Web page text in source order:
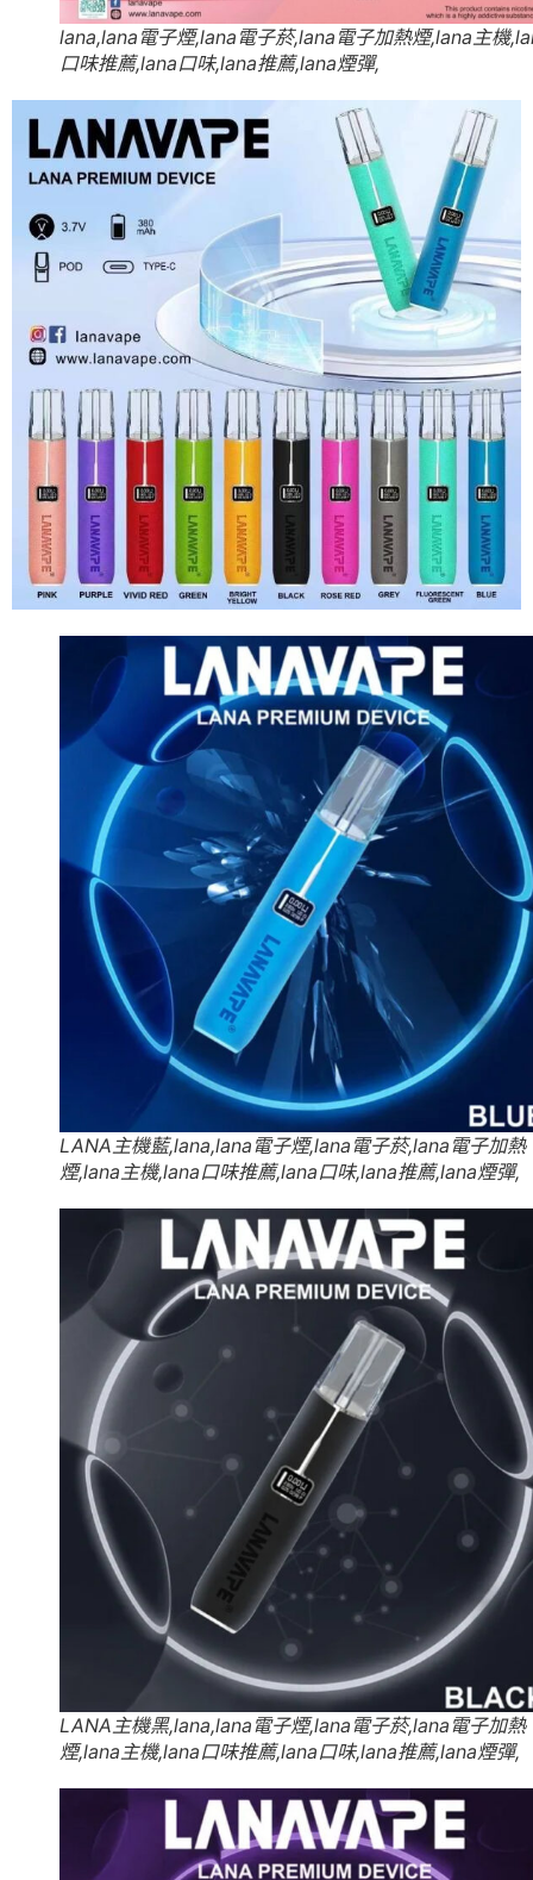
lana,lana電子煙,lana電子菸,lana電子加熱煙,lana主機
口味推薦,lana口味,lana推薦,lana煙彈,
LANA主機藍,lana,lana電子煙,lana電子菸,lana電子加熱
煙,lana主機,lana口味推薦,lana口味,lana推薦,lana煙彈,
LANA主機黑,lana,lana電子煙,lana電子菸,lana電子加熱
煙,lana主機,lana口味推薦,lana口味,lana推薦,lana煙彈,